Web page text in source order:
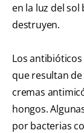
en la luz del sol
destruyen.
Los
que resultan
cremas
hongos.
por bacterias